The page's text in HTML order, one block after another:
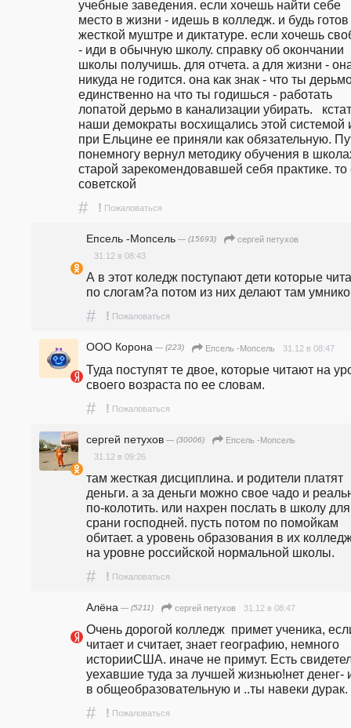
учебные заведения. если хочешь найти себе
место в жизни - идешь в колледж. и будь готов
жесткой муштре и диктатуре. если хочешь
- иди в обычную школу. справку об окончании
школы получишь. для отчета. а для жизни -
никуда не годится. она как знак - что ты
единственно на что ты годишься - работать
лопатой дерьмо в канализации убирать.
наши демократы восхищались этой системой
при Ельцине ее приняли как обязательную.
понемногу вернул методику обучения в
старой зарекомендовавшей себя практике. то
советской
# ! Пожаловаться
Епсель -Мопсель — (15693)
сергей петухов
31.12 в 08:43
А в этот коледж поступают дети которые
по слогам?а потом из них делают там
# ! Пожаловаться
ООО Корона — (223) Епсель -Мопсель 31.12 в 08:47
Туда поступят те двое, которые читают на
своего возраста по ее словам.
# ! Пожаловаться
сергей петухов — (30006)
Епсель -Мопсель
31.12 в 09:26
там жесткая дисциплина. и родители платят
деньги. а за деньги можно свое чадо и
по-колотить. или нахрен послать в школу для
срани господней. пусть потом по помойкам
обитает. а уровень образования в их
на уровне российской нормальной школы.
# ! Пожаловаться
Алёна — (5211) сергей петухов 31.12 в 08:47
Очень дорогой колледж  примет ученика,
читает и считает, знает географию, немного
историиСША. иначе не примут. Есть
уехавшие туда за лучшей жизнью!нет денег-
в общеобразовательную и ..ты навеки дурак.
# ! Пожаловаться